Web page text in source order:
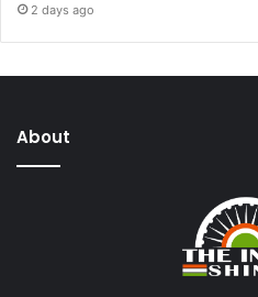
2 days ago
About